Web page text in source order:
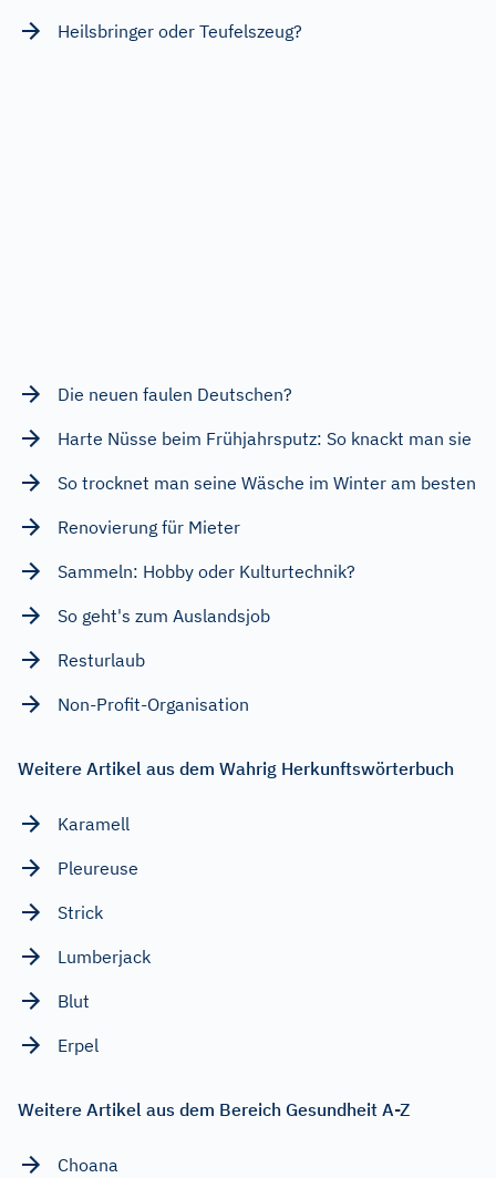
Heilsbringer oder Teufelszeug?
Die neuen faulen Deutschen?
Harte Nüsse beim Frühjahrsputz: So knackt man sie
So trocknet man seine Wäsche im Winter am besten
Renovierung für Mieter
Sammeln: Hobby oder Kulturtechnik?
So geht's zum Auslandsjob
Resturlaub
Non-Profit-Organisation
Weitere Artikel aus dem Wahrig Herkunftswörterbuch
Karamell
Pleureuse
Strick
Lumberjack
Blut
Erpel
Weitere Artikel aus dem Bereich Gesundheit A-Z
Choana